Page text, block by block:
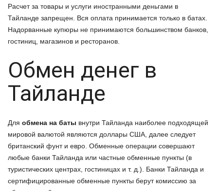
Расчет за товары и услуги иностранными деньгами в
Тайланде запрещен. Вся оплата принимается только в батах.
Надорванные купюры не принимаются большинством банков,
гостиниц, магазинов и ресторанов.
Обмен денег в
Тайланде
Для обмена на баты внутри Тайланда наиболее подходящей
мировой валютой являются доллары США, далее следует
британский фунт и евро. Обменные операции совершают
любые банки Тайланда или частные обменные пункты (в
туристических центрах, гостиницах и т. д.). Банки Тайланда и
сертифицированные обменные пункты берут комиссию за